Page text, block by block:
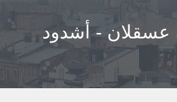
عسقلان - أشدود